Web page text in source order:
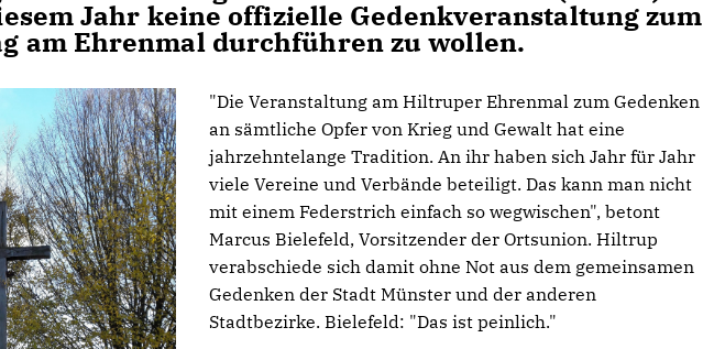
Jahr keine offizielle Gedenkveranstaltung zum
am Ehrenmal durchführen zu wollen.
"Die Veranstaltung am Hiltruper Ehrenmal zum Gedenken
an sämtliche Opfer von Krieg und Gewalt hat eine
jahrzehntelange Tradition. An ihr haben sich Jahr für Jahr
viele Vereine und Verbände beteiligt. Das kann man nicht
mit einem Federstrich einfach so wegwischen", betont
Marcus Bielefeld, Vorsitzender der Ortsunion. Hiltrup
verabschiede sich damit ohne Not aus dem gemeinsamen
Gedenken der Stadt Münster und der anderen
Stadtbezirke. Bielefeld: "Das ist peinlich."